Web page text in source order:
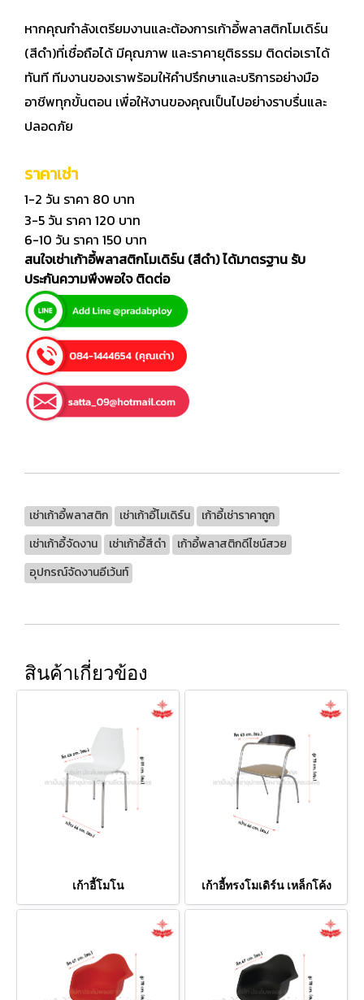
หากคุณกำลังเตรียมงานและต้องการเก้าอี้พลาสติกโมเดิร์น
(สีดำ)ที่เชื่อถือได้ มีคุณภาพ และราคายุติธรรม ติดต่อเราได้
ทันที ทีมงานของเราพร้อมให้คำปรึกษาและบริการอย่างมือ
อาชีพทุกขั้นตอน เพื่อให้งานของคุณเป็นไปอย่างราบรื่นและ
ปลอดภัย
ราคาเช่า
1-2 วัน ราคา 80 บาท
3-5 วัน ราคา 120 บาท
6-10 วัน ราคา 150 บาท
สนใจเช่าเก้าอี้พลาสติกโมเดิร์น (สีดำ) ได้มาตรฐาน รับ
ประกันความพึงพอใจ ติดต่อ
เช่าเก้าอี้พลาสติก เช่าเก้าอี้โมเดิร์น
เก้าอี้เช่าราคาถูก
เช่าเก้าอี้จัดงาน
เช่าเก้าอี้สีดำ
เก้าอี้พลาสติกดีไซน์สวย
อุปกรณ์จัดงานอีเว้นท์
สินค้าเกี่ยวข้อง
เก้าอี้โมโน เก้าอี้ทรงโมเดิร์น เหล็กโค้ง